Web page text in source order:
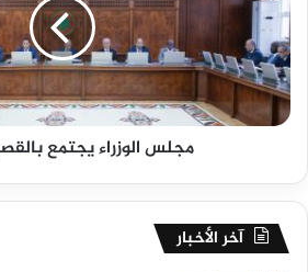
مجلس الوزراء يجتمع
آخر الأخبار